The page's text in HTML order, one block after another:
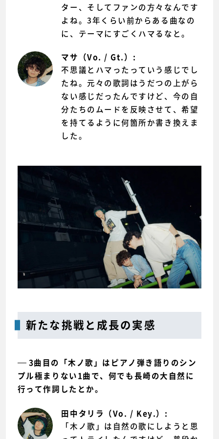
ター、そしてファンの方々なんです
よね。3年くらい前からある曲なの
に、テーマにすごくハマるなと。
マサ（Vo. / Gt.）:
不思議とハマったっていう感じでし
たね。元々の歌詞はうだつの上がら
ない感じだったんですけど、今の自
分たちのムードを反映させて、希望
を持てるように何箇所か書き換えま
した。
新たな挑戦と成長の実感
3曲目の「木ノ歌」はピアノ弾き語りのシン
プル極まりない1曲で、何でも長崎の大自然に
行って作詞したとか。
田中タリラ（Vo. / Key.）:
「木ノ歌」は自然の歌にしようと思